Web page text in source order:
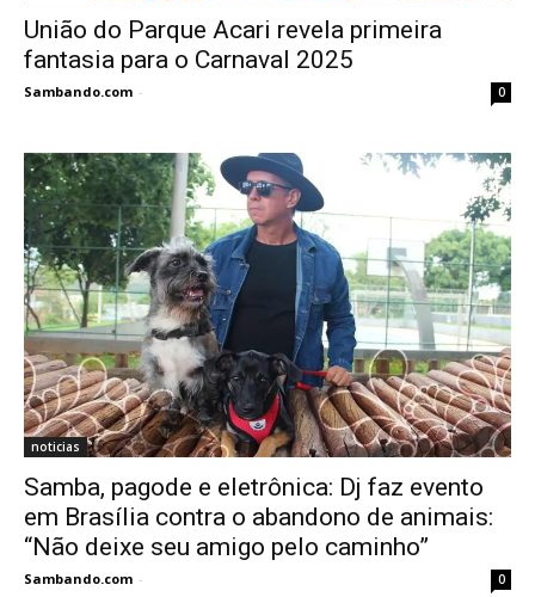
União do Parque Acari revela primeira
fantasia para o Carnaval 2025
Sambando.com - 0
noticias
Samba, pagode e eletrônica: Dj faz evento
em Brasília contra o abandono de animais:
“Não deixe seu amigo pelo caminho”
Sambando.com - 0